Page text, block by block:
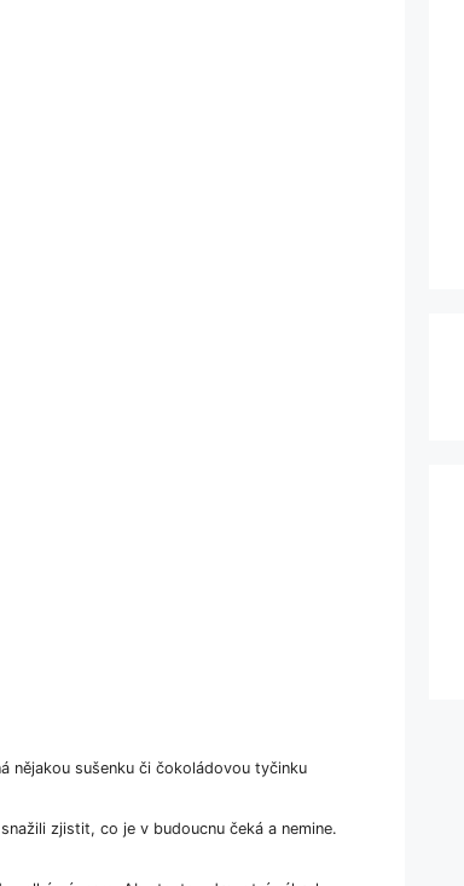
nějakou sušenku či čokoládovou tyčinku
zjistit, co je v budoucnu čeká a nemine.